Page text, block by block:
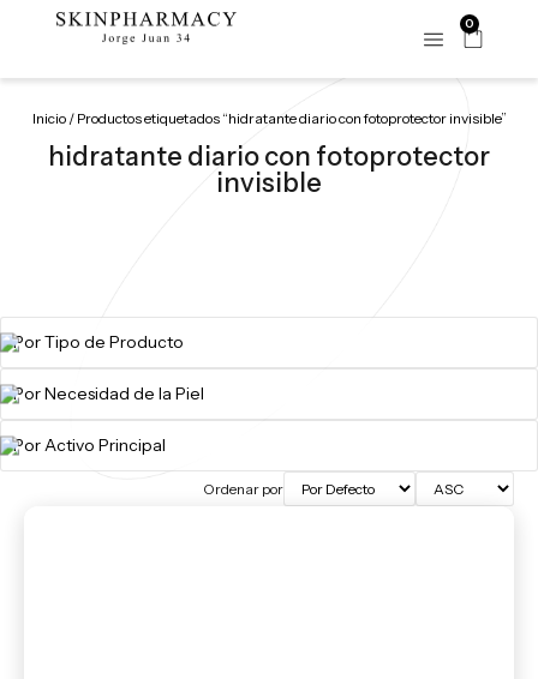
0
Inicio/ Productos etiquetados “hidratante diario con fotoprotector invisible”
hidratante diario con fotoprotector
invisible
Ordenar por